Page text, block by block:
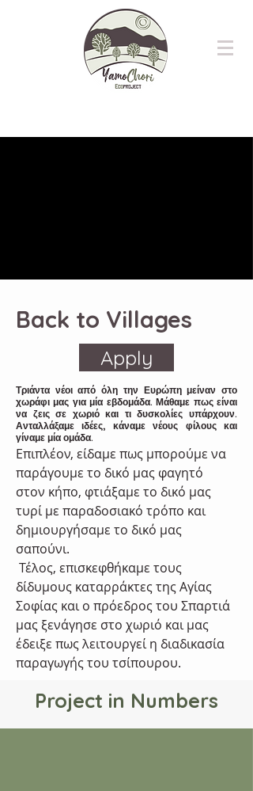
Project in Numbers
Back to Villages
Apply
Τριάντα νέοι από όλη την Ευρώπη μείναν στο
χωράφι μας για μία εβδομάδα. Μάθαμε πως είναι
να ζεις σε χωριό και τι δυσκολίες υπάρχουν.
Ανταλλάξαμε ιδέες, κάναμε νέους φίλους και
γίναμε μία ομάδα.
Επιπλέον, είδαμε πως μπορούμε να
παράγουμε το δικό μας φαγητό
στον κήπο, φτιάξαμε το δικό μας
τυρί με παραδοσιακό τρόπο και
δημιουργήσαμε το δικό μας
σαπούνι.
δίδυμους καταρράκτες της Αγίας
Σοφίας και ο πρόεδρος του Σπαρτιά
μας ξενάγησε στο χωριό και μας
έδειξε πως λειτουργεί η διαδικασία
παραγωγής του τσίπουρου.